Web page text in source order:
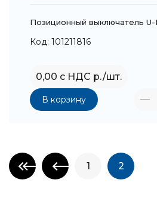
Позиционный выключатель
Код: 101211816
0,00 с НДС р./шт.
В корзину
1 2